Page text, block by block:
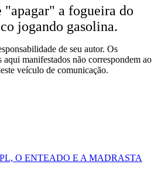
"apagar" a fogueira do
jogando gasolina.
de seu autor. Os
aqui manifestados não correspondem ao
veículo de comunicação.